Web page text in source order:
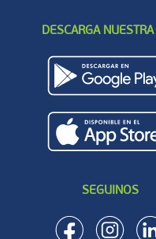
DESCARGA
SEGUINOS